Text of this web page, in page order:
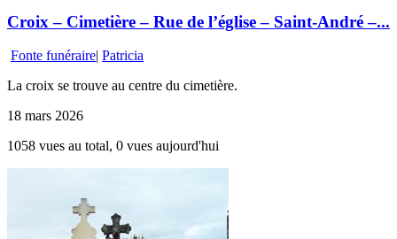
Croix – Cimetière – Rue de l’église – Saint-André –...
Fonte funéraire| Patricia
La croix se trouve au centre du cimetière.
18 mars 2026
1058 vues au total, 0 vues aujourd'hui